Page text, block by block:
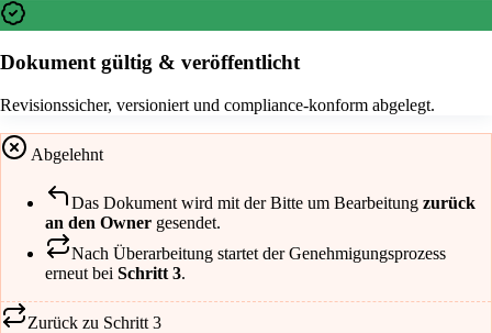
Dokument gültig & veröffentlicht
Revisionssicher, versioniert und compliance-konform abgelegt.
Abgelehnt
Das Dokument wird mit der Bitte um Bearbeitung zurück
an den Owner gesendet.
Nach Überarbeitung startet der Genehmigungsprozess
erneut bei Schritt 3.
Zurück zu Schritt 3